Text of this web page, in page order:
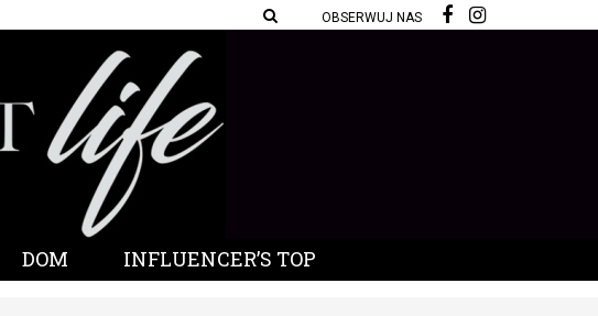
OBSERWUJ NAS
DOM INFLUENCER’S TOP